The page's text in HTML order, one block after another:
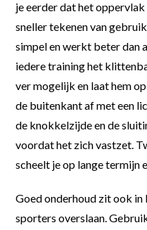
je eerder dat het
sneller tekenen van
simpel en werkt beter dan
iedere training het
ver mogelijk en laat hem
de buitenkant af met een
de knokkelzijde en de
voordat het zich vastzet.
scheelt je op lange termijn
Goed onderhoud zit ook
sporters overslaan.